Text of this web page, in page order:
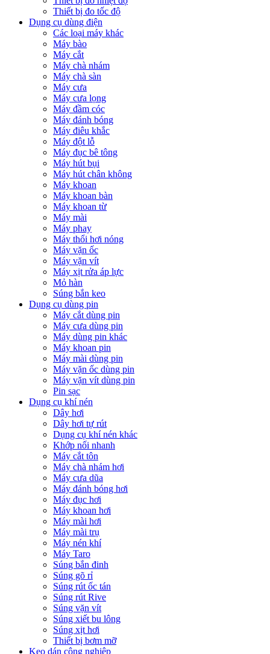
Thiết bị đo tốc độ
Dụng cụ dùng điện
Các loại máy khác
Máy bào
Máy cắt
Máy chà nhám
Máy chà sàn
Máy cưa
Máy cưa lọng
Máy đầm cóc
Máy đánh bóng
Máy điêu khắc
Máy đột lỗ
Máy đục bê tông
Máy hút bụi
Máy hút chân không
Máy khoan
Máy khoan bàn
Máy khoan từ
Máy mài
Máy phay
Máy thổi hơi nóng
Máy vặn ốc
Máy vặn vít
Máy xịt rửa áp lực
Mỏ hàn
Súng bắn keo
Dụng cụ dùng pin
Máy cắt dùng pin
Máy cưa dùng pin
Máy dùng pin khác
Máy khoan pin
Máy mài dùng pin
Máy vặn ốc dùng pin
Máy vặn vít dùng pin
Pin sạc
Dụng cụ khí nén
Dây hơi
Dây hơi tự rút
Dụng cụ khí nén khác
Khớp nối nhanh
Máy cắt tôn
Máy chà nhám hơi
Máy cưa dũa
Máy đánh bóng hơi
Máy đục hơi
Máy khoan hơi
Máy mài hơi
Máy mài trụ
Máy nén khí
Máy Taro
Súng bắn đinh
Súng gõ rỉ
Súng rút ốc tán
Súng rút Rive
Súng vặn vít
Súng xiết bu lông
Súng xịt hơi
Thiết bị bơm mỡ
Keo dán công nghiệp